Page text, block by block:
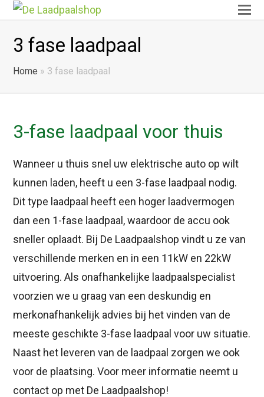
3 fase laadpaal
Home » 3 fase laadpaal
3-fase laadpaal voor thuis
Wanneer u thuis snel uw elektrische auto op wilt
kunnen laden, heeft u een 3-fase laadpaal nodig.
Dit type laadpaal heeft een hoger laadvermogen
dan een 1-fase laadpaal, waardoor de accu ook
sneller oplaadt. Bij De Laadpaalshop vindt u ze van
verschillende merken en in een 11kW en 22kW
uitvoering. Als onafhankelijke laadpaalspecialist
voorzien we u graag van een deskundig en
merkonafhankelijk advies bij het vinden van de
meeste geschikte 3-fase laadpaal voor uw situatie.
Naast het leveren van de laadpaal zorgen we ook
voor de plaatsing. Voor meer informatie neemt u
contact op met De Laadpaalshop!